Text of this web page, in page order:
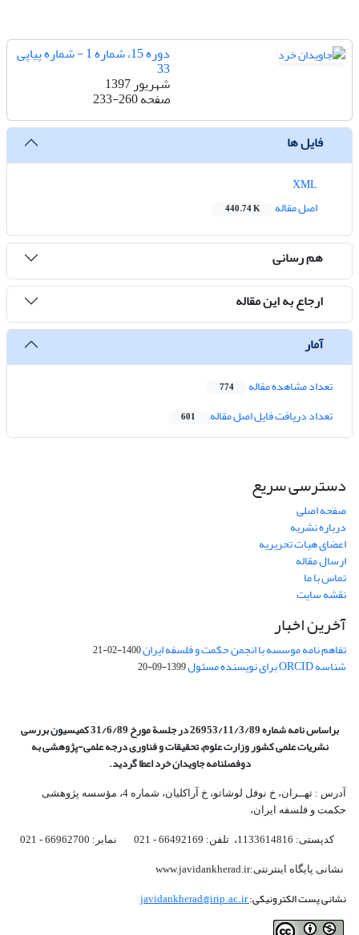
دوره 15، شماره 1 - شماره پیاپی
33
شهریور 1397
صفحه233-260
فایل ها
اصل مقاله
440.74 K
هم رسانی
ارجاع به این مقاله
آمار
تعداد مشاهده مقاله 774
تعداد دریافت فایل اصل مقاله 601
دسترسی سریع
صفحه اصلی
درباره نشریه
اعضای هیات تحریریه
ارسال مقاله
تماس با ما
نقشه سایت
آخرین اخبار
تفاهم نامه موسسه با انجمن حکمت و فلسفه ایران1400-02-21
شناسه ORCID برای نویسنده مسئول 1399-09-20
براساس نامه شماره 26953/11/3/89 در جلسة مورخ 31/6/89 کمیسیون
بررسی
نشریات علمی کشور وزارت علوم، تحقیقات و فناوری درجه علمی‌-پژوهشیبه
دوفصلنامه جاویدان خرد اعطا گردید.
آدرس : تهــران، خ نوفل لوشاتو، خ آراکلیان، شماره 4،‌ مؤسسه پژوهشی
حکمت و فلسفه ایران،‌
کدپستی: 1133614816، تلفن: 66492169 - 021 نمابر: 66962700 - 021
نشانی پایگاه اینترنتی:www.javidankherad.ir
نشانی پست الکترونیکی:javidankherad@irip.ac.ir